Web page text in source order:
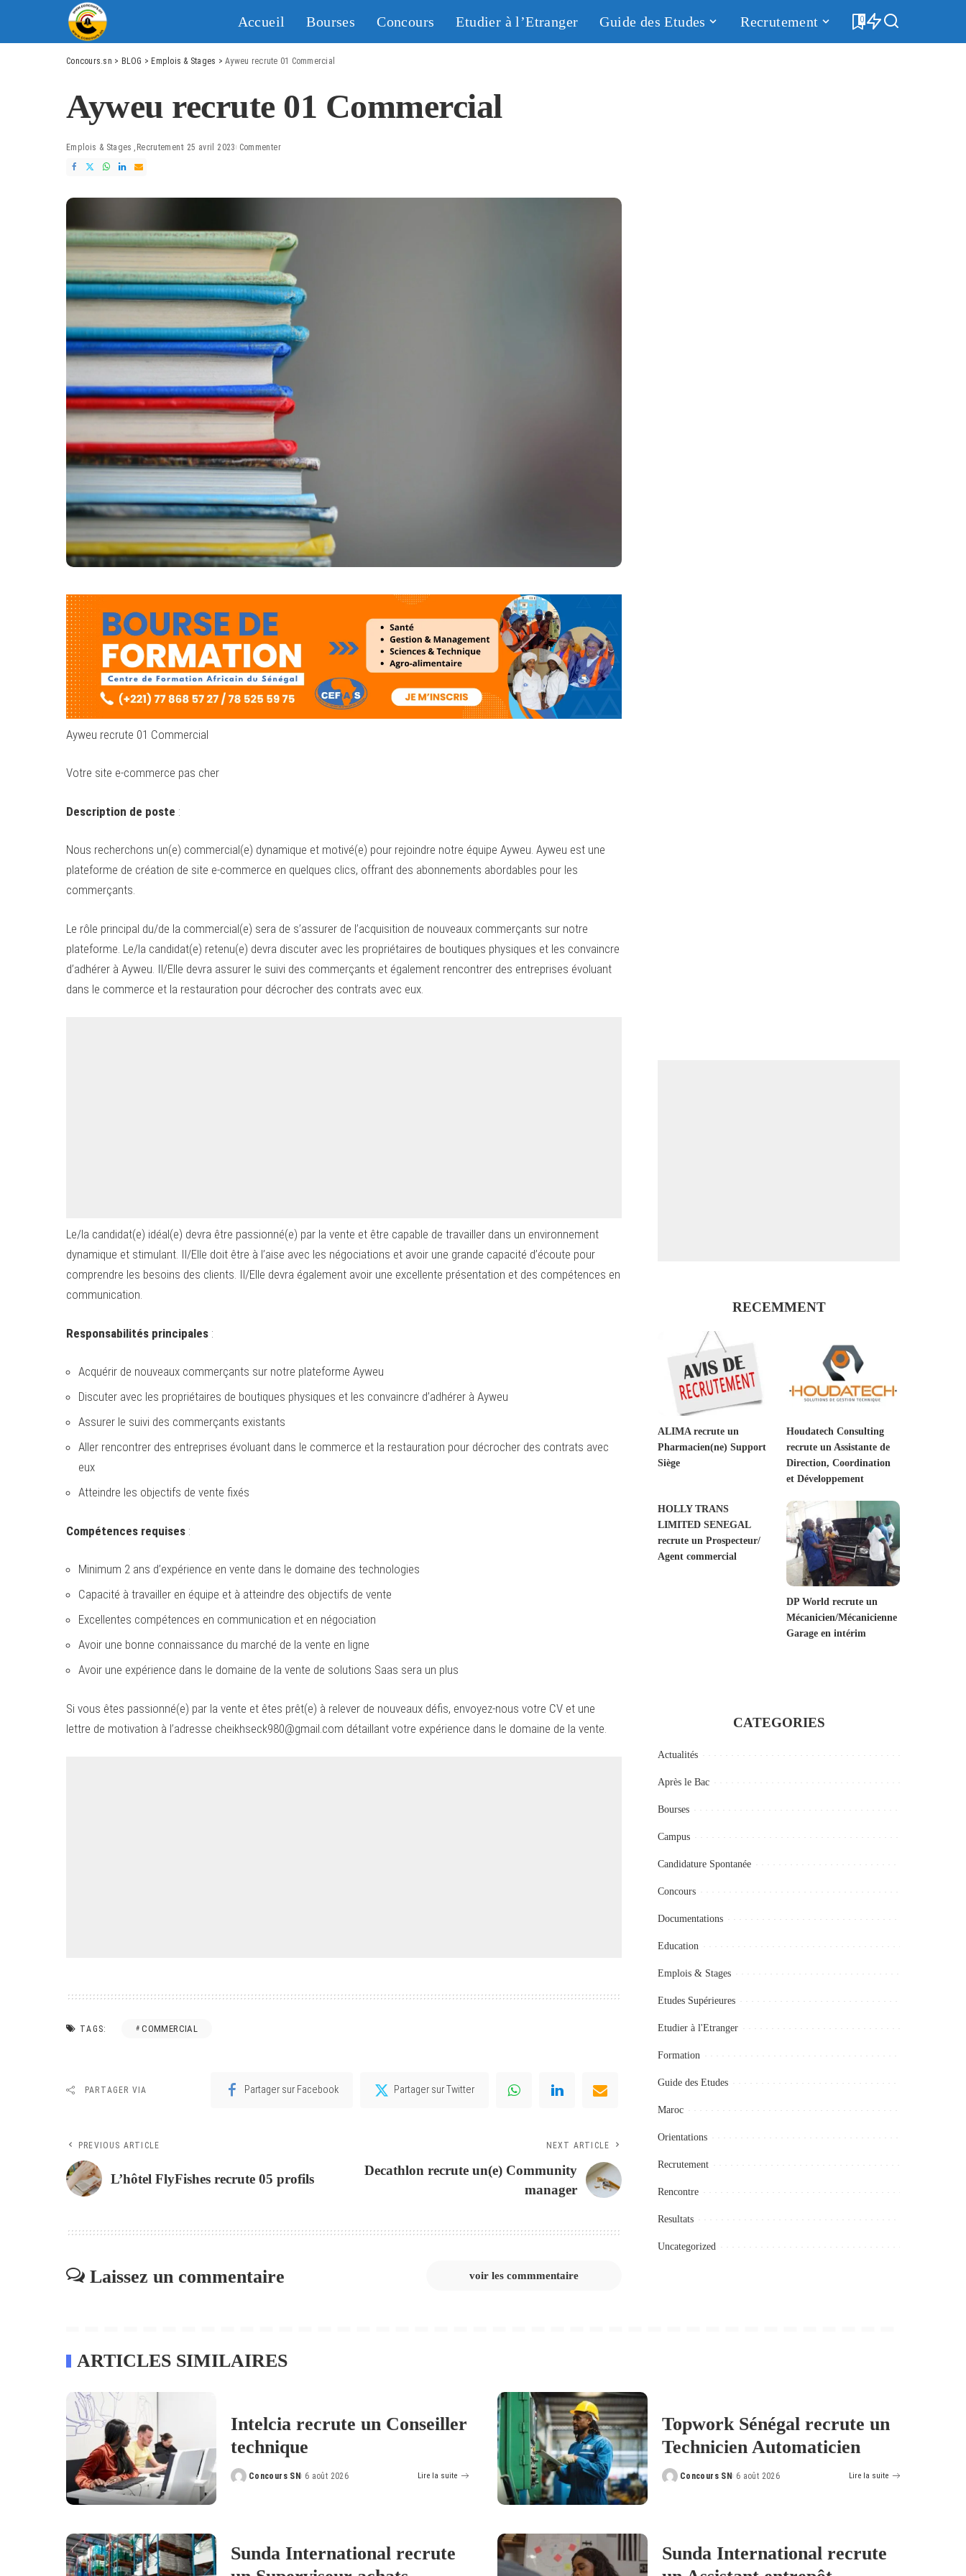
Accueil Bourses Concours Etudier à l’Etranger Guide des Etudes Recrutement 0
Concours.sn > BLOG > Emplois & Stages >Ayweu recrute 01 Commercial
Ayweu recrute 01 Commercial
Emplois & Stages Recrutement 25 avril 2023 Commenter
Ayweu recrute 01 Commercial
Votre site e-commerce pas cher
Description de poste :
Nous recherchons un(e) commercial(e) dynamique et motivé(e) pour rejoindre notre équipe Ayweu. Ayweu est une
plateforme de création de site e-commerce en quelques clics, offrant des abonnements abordables pour les
commerçants.
Le rôle principal du/de la commercial(e) sera de s’assurer de l’acquisition de nouveaux commerçants sur notre
plateforme. Le/la candidat(e) retenu(e) devra discuter avec les propriétaires de boutiques physiques et les convaincre
d’adhérer à Ayweu. Il/Elle devra assurer le suivi des commerçants et également rencontrer des entreprises évoluant
dans le commerce et la restauration pour décrocher des contrats avec eux.
Le/la candidat(e) idéal(e) devra être passionné(e) par la vente et être capable de travailler dans un environnement
dynamique et stimulant. Il/Elle doit être à l’aise avec les négociations et avoir une grande capacité d’écoute pour
comprendre les besoins des clients. Il/Elle devra également avoir une excellente présentation et des compétences en
communication.
Responsabilités principales :
Acquérir de nouveaux commerçants sur notre plateforme Ayweu
Discuter avec les propriétaires de boutiques physiques et les convaincre d’adhérer à Ayweu
Assurer le suivi des commerçants existants
Aller rencontrer des entreprises évoluant dans le commerce et la restauration pour décrocher des contrats avec
eux
Atteindre les objectifs de vente fixés
Compétences requises :
Minimum 2 ans d’expérience en vente dans le domaine des technologies
Capacité à travailler en équipe et à atteindre des objectifs de vente
Excellentes compétences en communication et en négociation
Avoir une bonne connaissance du marché de la vente en ligne
Avoir une expérience dans le domaine de la vente de solutions Saas sera un plus
Si vous êtes passionné(e) par la vente et êtes prêt(e) à relever de nouveaux défis, envoyez-nous votre CV et une
lettre de motivation à l’adresse cheikhseck980@gmail.com détaillant votre expérience dans le domaine de la vente.
TAGS: COMMERCIAL
PARTAGER VIA Partager sur Facebook Partager sur Twitter
PREVIOUS ARTICLE
L’hôtel FlyFishes recrute 05 profils
NEXT ARTICLE
Decathlon recrute un(e) Community
manager
Laissez un commentaire voir les commmentaire
RECEMMENT
ALIMA recrute un
Pharmacien(ne) Support
Siège
Houdatech Consulting
recrute un Assistante de
Direction, Coordination
et Développement
HOLLY TRANS
LIMITED SENEGAL
recrute un Prospecteur/
Agent commercial
DP World recrute un
Mécanicien/Mécanicienne
Garage en intérim
CATEGORIES
Actualités
Après le Bac
Bourses
Campus
Candidature Spontanée
Concours
Documentations
Education
Emplois & Stages
Etudes Supérieures
Etudier à l'Etranger
Formation
Guide des Etudes
Maroc
Orientations
Recrutement
Rencontre
Resultats
Uncategorized
ARTICLES SIMILAIRES
Intelcia recrute un Conseiller
technique
Posted
Concours SN 6 août 2026 Lire la suite
Topwork Sénégal recrute un
Technicien Automaticien
Posted
Concours SN 6 août 2026 Lire la suite
Sunda International recrute
Sunda International recrute